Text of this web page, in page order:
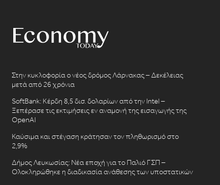
Στην κυκλοφορία ο νέος δρόμος Λάρνακας – Δεκέλειας
μετά από 26 χρόνια
SoftBank: Κέρδη 8,5 δισ. δολαρίων από την Intel –
Ξεπέρασε τις εκτιμήσεις εν αναμονή της εισαγωγής της
OpenAI
Καύσιμα και στέγαση κράτησαν τον πληθωρισμό στο
2,9%
Δήμος Λευκωσίας: Νέα εποχή για το Παλιό ΓΣΠ –
Ολοκληρώθηκε η διαδικασία ανάθεσης των υποστατικών